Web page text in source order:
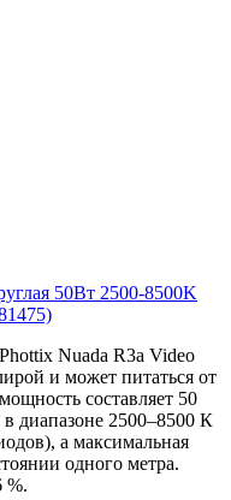
50Вт 2500-8500K
Nuada R3a Video
и может питаться от
составляет 50
в диапазоне 2500–8500 К
а максимальная
одного метра.
%.